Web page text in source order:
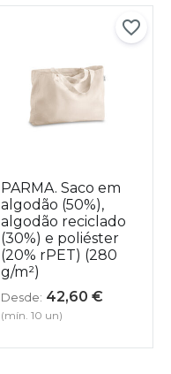
PARMA. Saco em
algodão (50%),
algodão reciclado
(30%) e poliéster
(20% rPET) (280
g/m²)
Desde: 42,60 €
(mín. 10 un)